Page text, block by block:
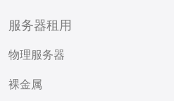
服务器租用
物理服务器
裸金属